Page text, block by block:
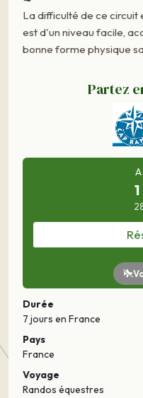
La difficulté de ce circuit
est d'un niveau facile,
bonne forme physique
Partez
Durée
7 jours en France
Pays
France
Voyage
Randos équestres